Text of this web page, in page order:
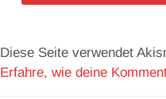
Diese Seite verwendet
Erfahre, wie deine